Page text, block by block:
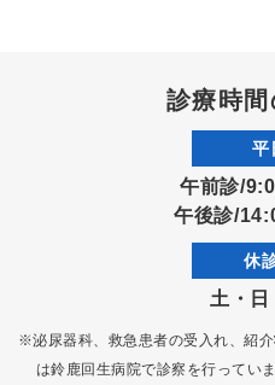
診療時
平
午前診/
午後診/
休
土・日
※泌尿器科、救急患者の受入れ、紹
は鈴鹿回生病院で診察を行っていま